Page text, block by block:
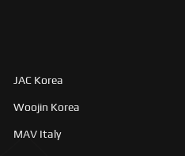
JAC Korea
Woojin Korea
MAV Italy